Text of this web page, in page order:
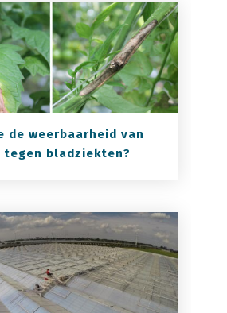
de weerbaarheid van
tegen bladziekten?